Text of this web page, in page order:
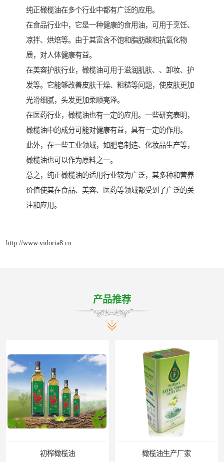
纯正橄榄油在多个行业中都有广泛的应用。
在食品行业中，它是一种健康的食用油，可用于烹饪、
凉拌、烘焙等。由于其富含不饱和脂肪酸和抗氧化物
质，对人体健康有益。
在美容护肤行业，橄榄油可用于滋润肌肤、、卸妆、护
发等。它能够改善皮肤干燥、粗糙等问题，使皮肤更加
光滑细腻，头发更加柔顺亮泽。
在医药行业，橄榄油也有一定的应用。一些研究表明，
橄榄油中的成分可能对健康有益，具有一定的作用。
此外，在一些工业领域，如肥皂制造、化妆品生产等，
橄榄油也可以作为原料之一。
总之，纯正橄榄油的适用行业较为广泛，其多种和营养
价值使其在食品、美容、医药等领域都受到了广泛的关
注和应用。
http://www.vidoria8.cn
产品推荐
初榨橄榄油 橄榄油生产厂家